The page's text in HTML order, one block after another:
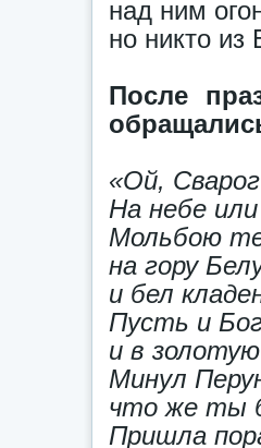
над ним
но никто из
После
«Ой,
На небе
Мольбою
на гору
и бел
Пусть и
и в
Минул
что же ты
Пришла